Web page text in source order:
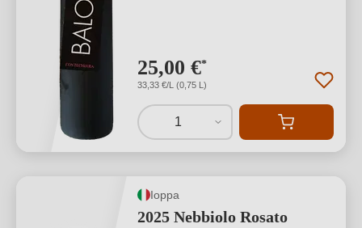
25,00 €*
33,33 €/L (0,75 L)
1
Ioppa
2025 Nebbiolo Rosato